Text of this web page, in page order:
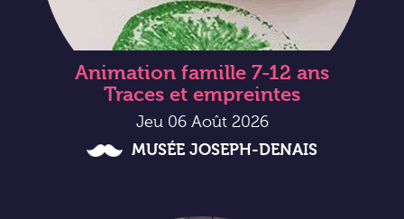
Animation famille 7-12 ans
Traces et empreintes
Jeu 06 Août 2026
MUSÉE JOSEPH-DENAIS